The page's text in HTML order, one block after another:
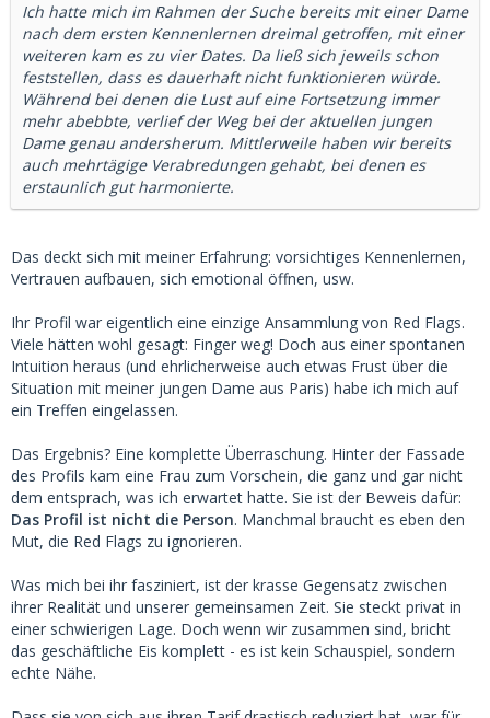
Ich hatte mich im Rahmen der Suche bereits mit einer Dame
nach dem ersten Kennenlernen dreimal getroffen, mit einer
weiteren kam es zu vier Dates. Da ließ sich jeweils schon
feststellen, dass es dauerhaft nicht funktionieren würde.
Während bei denen die Lust auf eine Fortsetzung immer
mehr abebbte, verlief der Weg bei der aktuellen jungen
Dame genau andersherum. Mittlerweile haben wir bereits
auch mehrtägige Verabredungen gehabt, bei denen es
erstaunlich gut harmonierte.
Das deckt sich mit meiner Erfahrung: vorsichtiges Kennenlernen,
Vertrauen aufbauen, sich emotional öffnen, usw.
Ihr Profil war eigentlich eine einzige Ansammlung von Red Flags.
Viele hätten wohl gesagt: Finger weg! Doch aus einer spontanen
Intuition heraus (und ehrlicherweise auch etwas Frust über die
Situation mit meiner jungen Dame aus Paris) habe ich mich auf
ein Treffen eingelassen.
Das Ergebnis? Eine komplette Überraschung. Hinter der Fassade
des Profils kam eine Frau zum Vorschein, die ganz und gar nicht
dem entsprach, was ich erwartet hatte. Sie ist der Beweis dafür:
Das Profil ist nicht die Person. Manchmal braucht es eben den
Mut, die Red Flags zu ignorieren.
Was mich bei ihr fasziniert, ist der krasse Gegensatz zwischen
ihrer Realität und unserer gemeinsamen Zeit. Sie steckt privat in
einer schwierigen Lage. Doch wenn wir zusammen sind, bricht
das geschäftliche Eis komplett - es ist kein Schauspiel, sondern
echte Nähe.